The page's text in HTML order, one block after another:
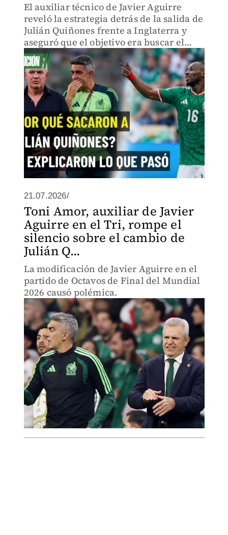
El auxiliar técnico de Javier Aguirre
reveló la estrategia detrás de la salida de
Julián Quiñones frente a Inglaterra y
aseguró que el objetivo era buscar el
empate mediante el juego aéreo o
disparos de media distancia.
21.07.2026/
Toni Amor, auxiliar de Javier
Aguirre en el Tri, rompe el
silencio sobre el cambio de
Julián Q...
La modificación de Javier Aguirre en el
partido de Octavos de Final del Mundial
2026 causó polémica.